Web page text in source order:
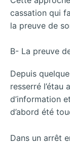
cassation qui
la preuve de
B- La preuve
Depuis
resserré l’étau
d’information
d’abord été
Dans un arrêt